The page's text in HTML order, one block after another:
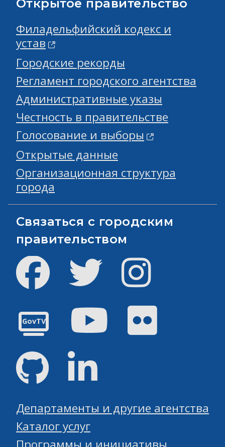
Открытое правительство
Филадельфийский кодекс и
устав
Городские рекорды
Регламент городского агентства
Административные указы
Честность в правительстве
Голосование и выборы
Открытые данные
Организационная структура
города
Связаться с городским
правительством
Facebook Твиттер
GovTV
Youtube
GitHub
Департаменты и другие агентства
Каталог услуг